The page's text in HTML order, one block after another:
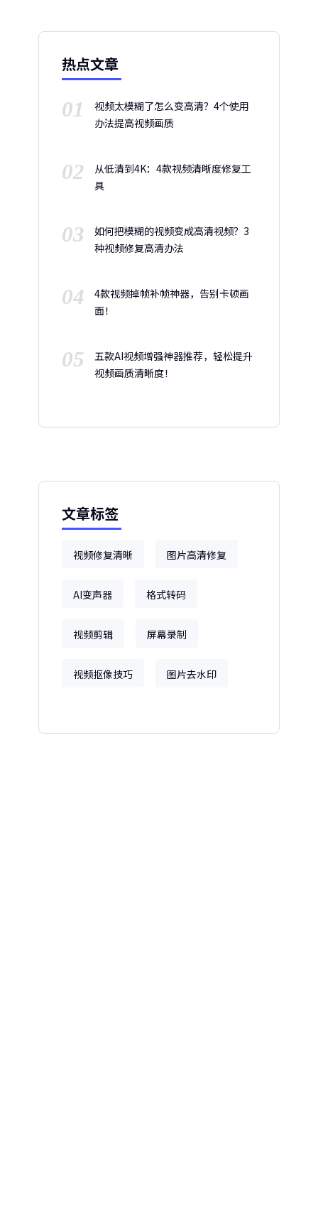
热点文章
01
视频太模糊了怎么变高清？4个使用
办法提高视频画质
02
从低清到4K：4款视频清晰度修复工
具
03
如何把模糊的视频变成高清视频？3
种视频修复高清办法
04
4款视频掉帧补帧神器，告别卡顿画
面！
05
五款AI视频增强神器推荐，轻松提升
视频画质清晰度！
文章标签
视频修复清晰 图片高清修复
AI变声器 格式转码
视频剪辑 屏幕录制
视频抠像技巧 图片去水印